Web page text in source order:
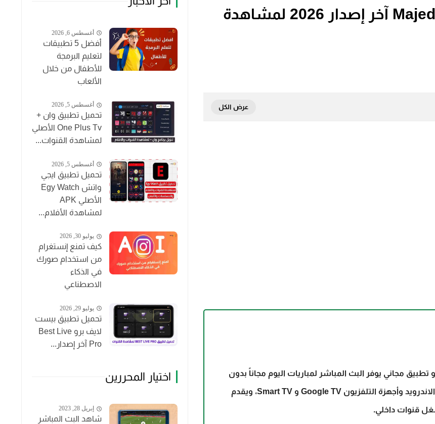
تحميل تطبيق ماجد سبورت Majed Sport آخر إصدار 2026 لمشاهدة
الأصلي آخر إصدار 2026 وهو تطبيق مجاني يوفر البث المباشر لمباريات اليوم مجاناً بدون
تقطيع بدقة FHD و SD عبر تقنية IPTV على كل من هواتف الاندرويد وأجهزة التلفزيون Google TV و Smart TV، ويقدم
قنوات داخلي.
أغسطس 6, 2026
أفضل 5 تطبيقات
لتعليم البرمجة
للأطفال من خلال
الألعاب
أغسطس 5, 2026
تحميل تطبيق وان +
One Plus Tv الأصلي
لمشاهدة القنوات...
أغسطس 5, 2026
تحميل تطبيق ايجي
واتش Egy Watch
الأصلي APK
لمشاهدة الأفلام...
يوليو 30, 2026
كيف تمنع إنستغرام
من استخدام صورك
في الذكاء
الاصطناعي
يوليو 29, 2026
تحميل تطبيق بيست
لايف برو Best Live
Pro آخر إصدار...
اختيار المحررين
إبريل 28, 2023
شاهد البث المباشر